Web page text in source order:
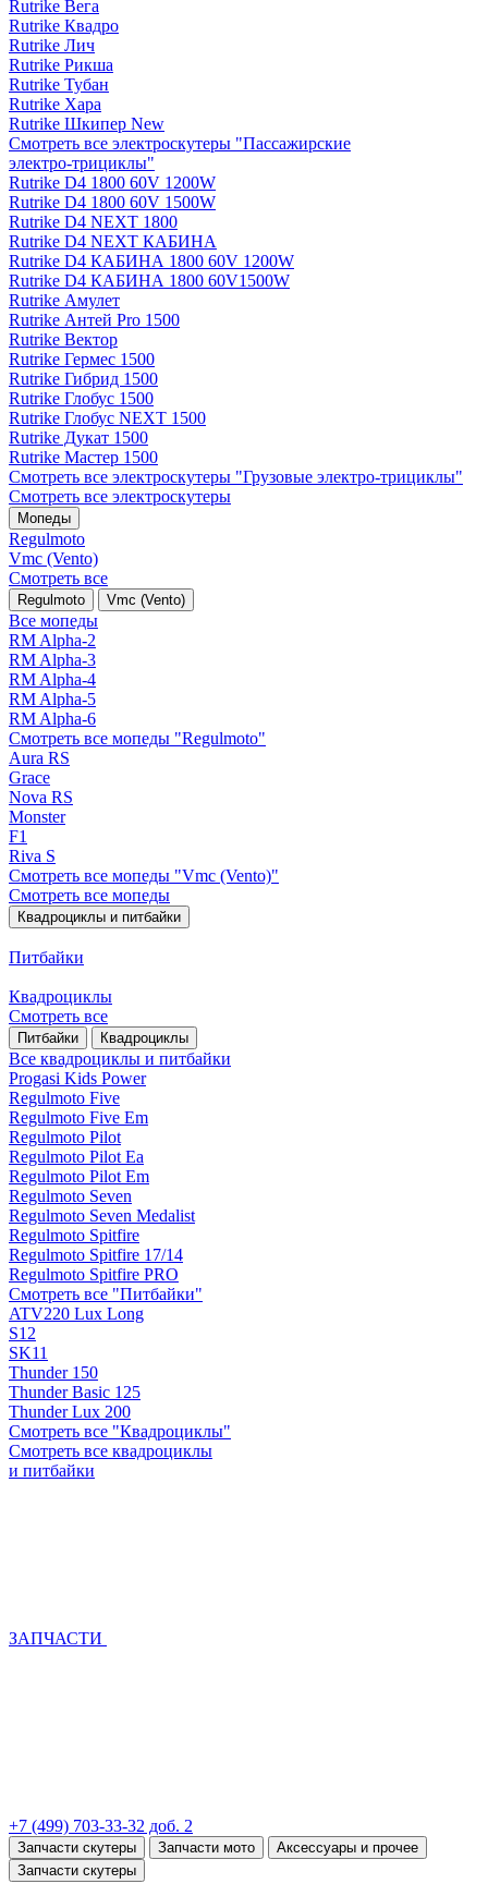
Rutrike Вега
Rutrike Квадро
Rutrike Лич
Rutrike Рикша
Rutrike Тубан
Rutrike Хара
Rutrike Шкипер New
Смотреть все электро­скутеры "Пассажирские
электро‑трициклы"
Rutrike D4 1800 60V 1200W
Rutrike D4 1800 60V 1500W
Rutrike D4 NEXT 1800
Rutrike D4 NEXT КАБИНА
Rutrike D4 КАБИНА 1800 60V 1200W
Rutrike D4 КАБИНА 1800 60V1500W
Rutrike Амулет
Rutrike Антей Pro 1500
Rutrike Вектор
Rutrike Гермес 1500
Rutrike Гибрид 1500
Rutrike Глобус 1500
Rutrike Глобус NEXT 1500
Rutrike Дукат 1500
Rutrike Мастер 1500
Смотреть все электро­скутеры "Грузовые электро‑трициклы"
Смотреть все электро­скутеры
Мопеды
Regulmoto
Vmc (Vento)
Смотреть все
Regulmoto Vmc (Vento)
Все мопеды
RM Alpha-2
RM Alpha-3
RM Alpha-4
RM Alpha-5
RM Alpha-6
Смотреть все мопеды "Regulmoto"
Aura RS
Grace
Nova RS
Monster
F1
Riva S
Смотреть все мопеды "Vmc (Vento)"
Смотреть все мопеды
Квадроциклы и питбайки
Питбайки
Квадроциклы
Смотреть все
Питбайки Квадроциклы
Все квадроциклы и питбайки
Progasi Kids Power
Regulmoto Five
Regulmoto Five Em
Regulmoto Pilot
Regulmoto Pilot Ea
Regulmoto Pilot Em
Regulmoto Seven
Regulmoto Seven Medalist
Regulmoto Spitfire
Regulmoto Spitfire 17/14
Regulmoto Spitfire PRO
Смотреть все "Питбайки"
ATV220 Lux Long
S12
SK11
Thunder 150
Thunder Basic 125
Thunder Lux 200
Смотреть все "Квадроциклы"
Смотреть все квадроциклы
и питбайки
ЗАПЧАСТИ
+7 (499) 703-33-32 доб. 2
Запчасти скутеры Запчасти мото
Аксессуары и прочее
Запчасти скутеры